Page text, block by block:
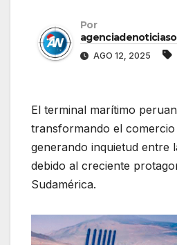
Por
AGO 12, 2025
El terminal marítimo
transformando el
generando inquietud entre
debido al creciente
Sudamérica.